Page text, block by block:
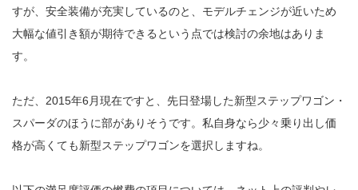
すが、安全装備が充実しているのと、モデルチェンジが近いため
大幅な値引き額が期待できるという点では検討の余地はありま
す。
ただ、2015年6月現在ですと、先日登場した新型ステップワゴン・
スパーダのほうに部がありそうです。私自身なら少々乗り出し価
格が高くても新型ステップワゴンを選択しますね。